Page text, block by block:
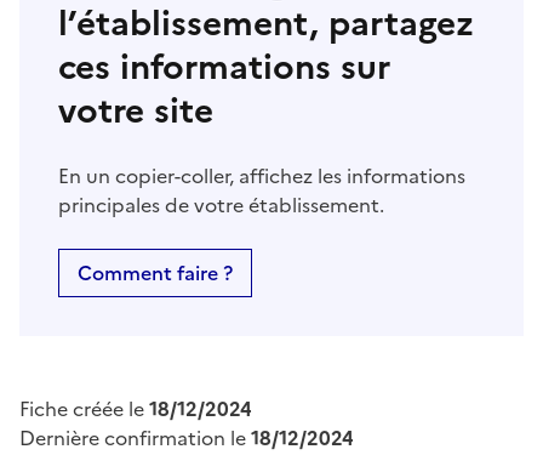
l’établissement, partagez
ces informations sur
votre site
En un copier-coller, affichez les informations
principales de votre établissement.
Comment faire ?
Fiche créée le18/12/2024
Dernière confirmation le18/12/2024